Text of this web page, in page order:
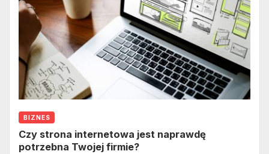
BIZNES
Czy strona internetowa jest naprawdę
potrzebna Twojej firmie?